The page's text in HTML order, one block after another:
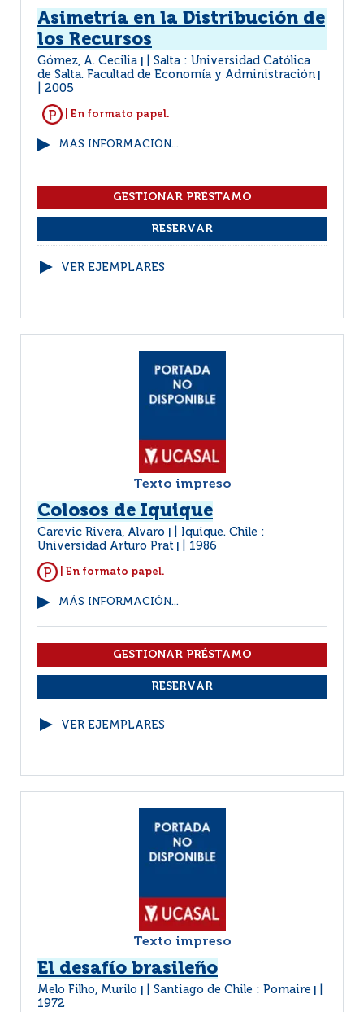
Asimetría en la Distribución de
los Recursos
Gómez, A. Cecilia
Salta : Universidad Católica
de Salta. Facultad de Economía y Administración
2005
| En formato papel.
MÁS INFORMACIÓN...
VER EJEMPLARES
Texto impreso
Colosos de Iquique
Carevic Rivera, Alvaro
Iquique. Chile :
Universidad Arturo Prat
1986
| En formato papel.
MÁS INFORMACIÓN...
VER EJEMPLARES
Texto impreso
El desafío brasileño
Melo Filho, Murilo Santiago de Chile : Pomaire
1972